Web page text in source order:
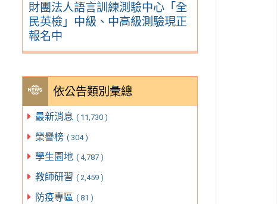
財團法人語言訓練測驗中心「全
民英檢」中級、中高級測驗現正
報名中
依公告類別彙總
最新消息 ( 11,730 )
榮譽榜 ( 304 )
學生園地 ( 4,787 )
教師研習 ( 2,459 )
防疫專區 ( 81 )